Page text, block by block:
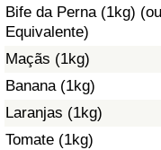
Bife da Perna (1kg)
Equivalente)
Maçãs (1kg)
Banana (1kg)
Laranjas (1kg)
Tomate (1kg)
Indicador de Poluição
Indicador de